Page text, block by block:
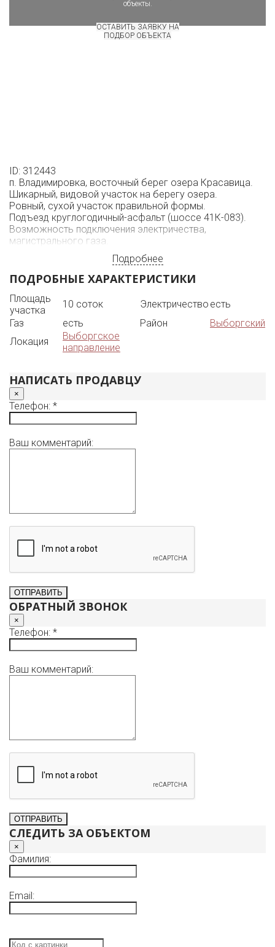
объекты.
ОСТАВИТЬ ЗАЯВКУ НА
ПОДБОР ОБЪЕКТА
ID: 312443
п. Владимировка, восточный берег озера Красавица.
Шикарный, видовой участок на берегу озера.
Ровный, сухой участок правильной формы.
Подъезд круглогодичный-асфальт (шоссе 41К-083).
Возможность подключения электричества,
магистрального газа.
Подробнее
ПОДРОБНЫЕ ХАРАКТЕРИСТИКИ
Площадь
участка
10 соток Электричество есть
Газ
есть Район
Выборгский
Локация
Выборгское
направление
НАПИСАТЬ ПРОДАВЦУ
×
Телефон: *
Ваш комментарий:
ОБРАТНЫЙ ЗВОНОК
×
Телефон: *
Ваш комментарий:
СЛЕДИТЬ ЗА ОБЪЕКТОМ
×
Фамилия:
Email: